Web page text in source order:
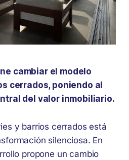
cambiar el modelo
cerrados, poniendo al
del valor inmobiliario.
y barrios cerrados está
silenciosa. En
propone un cambio